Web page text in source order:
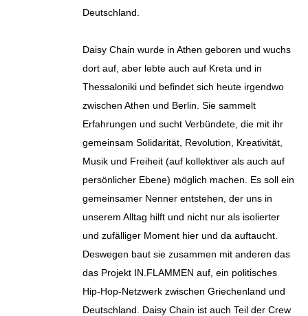
Deutschland.
Daisy Chain wurde in Athen geboren und wuchs
dort auf, aber lebte auch auf Kreta und in
Thessaloniki und befindet sich heute irgendwo
zwischen Athen und Berlin. Sie sammelt
Erfahrungen und sucht Verbündete, die mit ihr
gemeinsam Solidarität, Revolution, Kreativität,
Musik und Freiheit (auf kollektiver als auch auf
persönlicher Ebene) möglich machen. Es soll ein
gemeinsamer Nenner entstehen, der uns in
unserem Alltag hilft und nicht nur als isolierter
und zufälliger Moment hier und da auftaucht.
Deswegen baut sie zusammen mit anderen das
das Projekt IN.FLAMMEN auf, ein politisches
Hip-Hop-Netzwerk zwischen Griechenland und
Deutschland. Daisy Chain ist auch Teil der Crew